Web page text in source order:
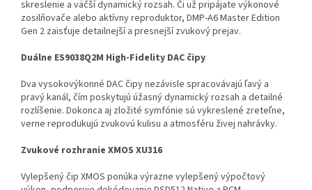
skreslenie a väčší dynamický rozsah. Či už pripájate výkonové
zosilňovače alebo aktívny reproduktor, DMP-A6 Master Edition
Gen 2 zaisťuje detailnejší a presnejší zvukový prejav.
Duálne ES9038Q2M High-Fidelity DAC čipy
Dva vysokovýkonné DAC čipy nezávisle spracovávajú ľavý a
pravý kanál, čím poskytujú úžasný dynamický rozsah a detailné
rozlíšenie. Dokonca aj zložité symfónie sú vykreslené zreteľne,
verne reprodukujú zvukovú kulisu a atmosféru živej nahrávky.
Zvukové rozhranie XMOS XU316
Vylepšený čip XMOS ponúka výrazne vylepšený výpočtový